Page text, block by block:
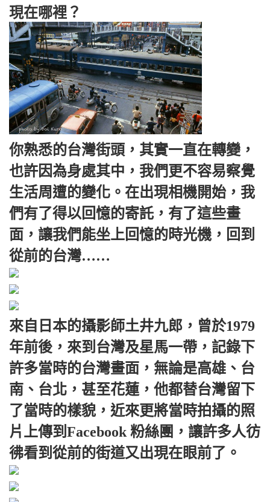
現在哪裡？
你熟悉的台灣街頭，其實一直在轉變，
也許因為身處其中，我們更不容易察覺
生活周遭的變化。在出現相機開始，我
們有了得以回憶的寄託，有了這些畫
面，讓我們能坐上回憶的時光機，回到
從前的台灣……
來自日本的攝影師土井九郎，曾於1979
年前後，來到台灣及星馬一帶，記錄下
許多當時的台灣畫面，無論是高雄、台
南、台北，甚至花蓮，他都替台灣留下
了當時的樣貌，近來更將當時拍攝的照
片上傳到Facebook 粉絲團，讓許多人彷
彿看到從前的街道又出現在眼前了。